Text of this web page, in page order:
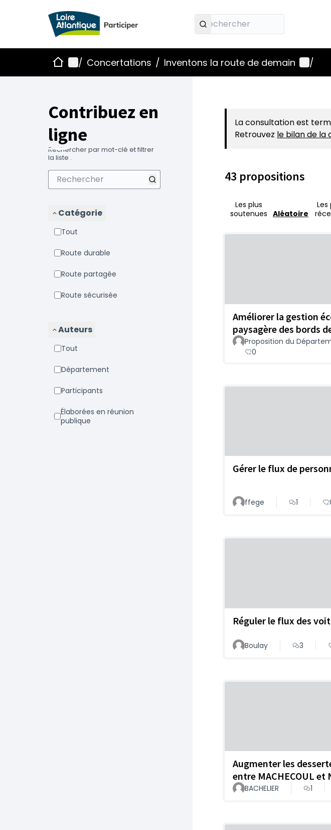
AccueilMenu principal
/ Concertations / Inventons la route de demain Menu
/
Contribuez en
ligne
Rechercher par mot-clé et filtrer
la liste .
Catégorie
Tout
Route durable
Route partagée
Route sécurisée
Auteurs
Tout
Département
Participants
Élaborées en réunion
publique
La consultation est
Retrouvez le bilan de la
43 propositions
Les plus
soutenues
Aléatoire
Les
Améliorer la gestion
paysagère des bords
Proposition du
0
Gérer le flux de
ffege 1
Réguler le flux des
Boulay 3
Augmenter les
entre MACHECOUL et
BACHELIER 1